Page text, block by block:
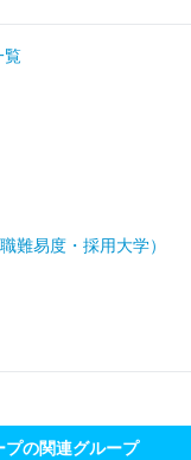
覧
難易度・採用大学）
の関連グループ